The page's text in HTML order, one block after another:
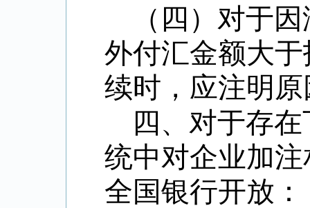
（四）对于
外付汇金额大
续时，应注明
四、对于存
统中对企业加
全国银行开放：